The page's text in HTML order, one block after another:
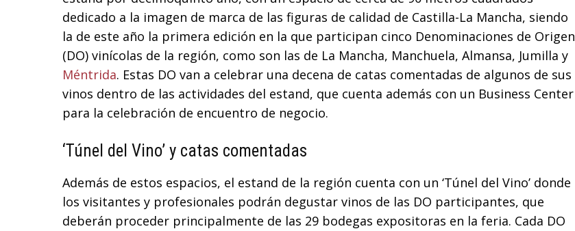
dedicado a la imagen de marca de las figuras de calidad de Castilla-La Mancha, siendo
la de este año la primera edición en la que participan cinco Denominaciones de Origen
(DO) vinícolas de la región, como son las de La Mancha, Manchuela, Almansa, Jumilla y
Méntrida. Estas DO van a celebrar una decena de catas comentadas de algunos de sus
vinos dentro de las actividades del estand, que cuenta además con un Business Center
para la celebración de encuentro de negocio.
‘Túnel del Vino’ y catas comentadas
Además de estos espacios, el estand de la región cuenta con un ‘Túnel del Vino’ donde
los visitantes y profesionales podrán degustar vinos de las DO participantes, que
deberán proceder principalmente de las 29 bodegas expositoras en la feria. Cada DO